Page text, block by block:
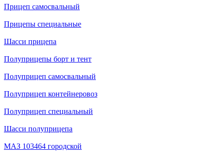
Прицеп самосвальный
Прицепы специальные
Шасси прицепа
Полуприцепы борт и тент
Полуприцеп самосвальный
Полуприцеп контейнеровоз
Полуприцеп специальный
Шасси полуприцепа
МАЗ 103464 городской